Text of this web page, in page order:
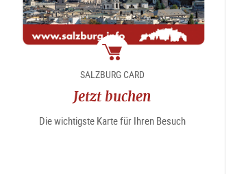
Package
SALZBURG CARD
Jetzt buchen
Die wichtigste Karte für Ihren Besuch